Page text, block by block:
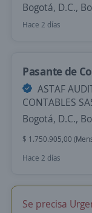
Bogotá, D.C.,
Hace 2 días
Pasante de
ASTAF
CONTABLES
Bogotá, D.C.,
$ 1.750.905,00
Hace 2 días
Se precisa